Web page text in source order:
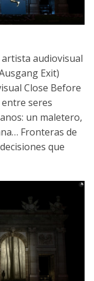
audiovisual
Exit)
Close Before
seres
un maletero,
Fronteras de
que